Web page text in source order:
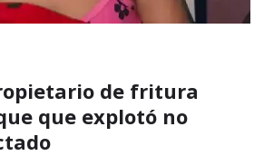
de fritura
que explotó no